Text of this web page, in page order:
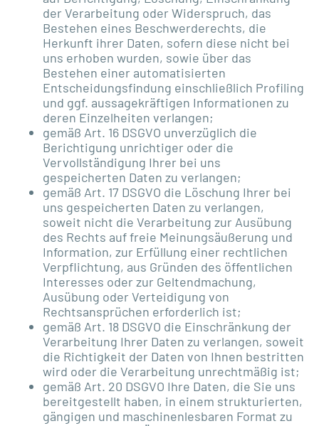
der Verarbeitung oder Widerspruch, das
Bestehen eines Beschwerderechts, die
Herkunft ihrer Daten, sofern diese nicht bei
uns erhoben wurden, sowie über das
Bestehen einer automatisierten
Entscheidungsfindung einschließlich Profiling
und ggf. aussagekräftigen Informationen zu
deren Einzelheiten verlangen;
gemäß Art. 16 DSGVO unverzüglich die
Berichtigung unrichtiger oder die
Vervollständigung Ihrer bei uns
gespeicherten Daten zu verlangen;
gemäß Art. 17 DSGVO die Löschung Ihrer bei
uns gespeicherten Daten zu verlangen,
soweit nicht die Verarbeitung zur Ausübung
des Rechts auf freie Meinungsäußerung und
Information, zur Erfüllung einer rechtlichen
Verpflichtung, aus Gründen des öffentlichen
Interesses oder zur Geltendmachung,
Ausübung oder Verteidigung von
Rechtsansprüchen erforderlich ist;
gemäß Art. 18 DSGVO die Einschränkung der
Verarbeitung Ihrer Daten zu verlangen, soweit
die Richtigkeit der Daten von Ihnen bestritten
wird oder die Verarbeitung unrechtmäßig ist;
gemäß Art. 20 DSGVO Ihre Daten, die Sie uns
bereitgestellt haben, in einem strukturierten,
gängigen und maschinenlesbaren Format zu